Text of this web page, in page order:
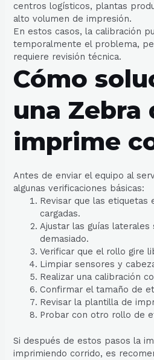
centros logísticos, plantas
alto volumen de impresión.
En estos casos, la calibración
temporalmente el problema,
requiere revisión técnica.
Cómo
una Zebra
imprime
Antes de enviar el equipo al
algunas verificaciones básicas:
Revisar que las
cargadas.
Ajustar las guías laterales
demasiado.
Verificar que el rollo gire
Limpiar sensores y
Realizar una calibración
Confirmar el tamaño de
Revisar la plantilla de
Probar con otro rollo de
Si después de estos pasos la
imprimiendo corrido, es